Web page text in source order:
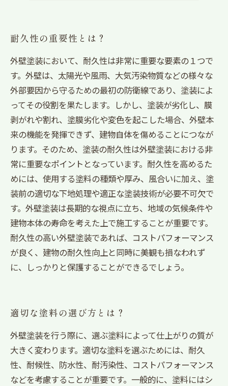
耐久性の重要性とは？
外壁塗装において、耐久性は非常に重要な要素の１つで
す。外壁は、太陽光や風雨、大気汚染物質などの様々な
外部要因から守るための最初の防衛線であり、塗装によ
ってその役割を果たします。しかし、塗装が劣化し、膜
剥がれや割れ、塗膜劣化や変色を起こした場合、外壁本
来の機能を発揮できず、建物自体を傷めることにつなが
ります。そのため、塗装の耐久性は外壁塗装における非
常に重要なポイントとなっています。耐久性を高めるた
めには、使用する塗料の種類や厚み、風合いに加え、塗
装前の適切な下地処理や適正な塗装技術が必要不可欠で
す。外壁塗装は長期的な視点に立ち、地域の気候条件や
建物本体の寿命を考えた上で施工することが重要です。
耐久性の高い外壁塗装であれば、コストパフォーマンス
が良く、建物の耐久性向上と同時に美観も損なわれず
に、しっかりと保護することができるでしょう。
適切な塗料の選び方とは？
外壁塗装を行う際に、選ぶ塗料によって仕上がりの質が
大きく変わります。適切な塗料を選ぶためには、耐久
性、耐候性、防水性、耐汚染性、コストパフォーマンス
などを考慮することが重要です。一般的に、塗料にはシ